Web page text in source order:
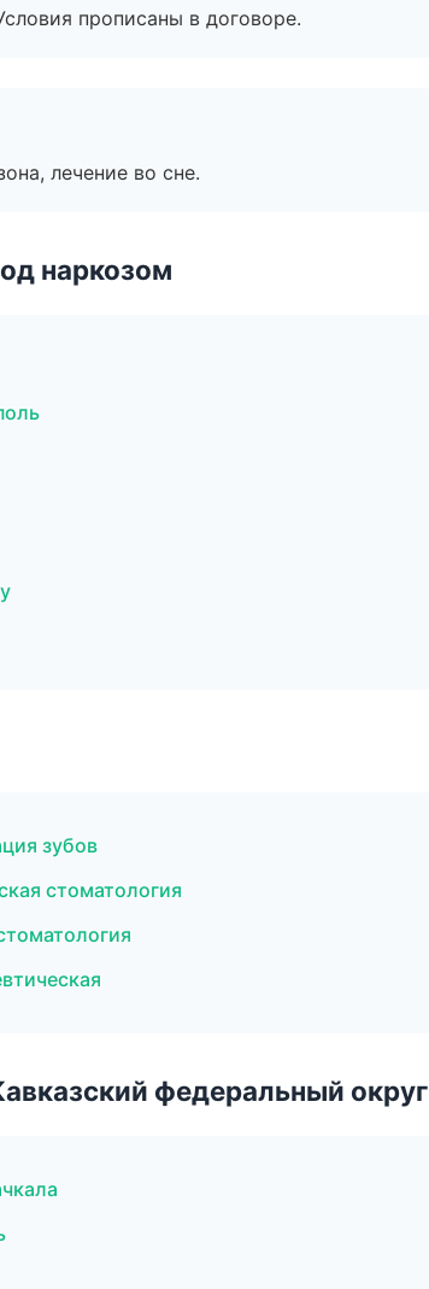
прописаны в договоре.
лечение во сне.
наркозом
зубов
стоматология
федеральный округ